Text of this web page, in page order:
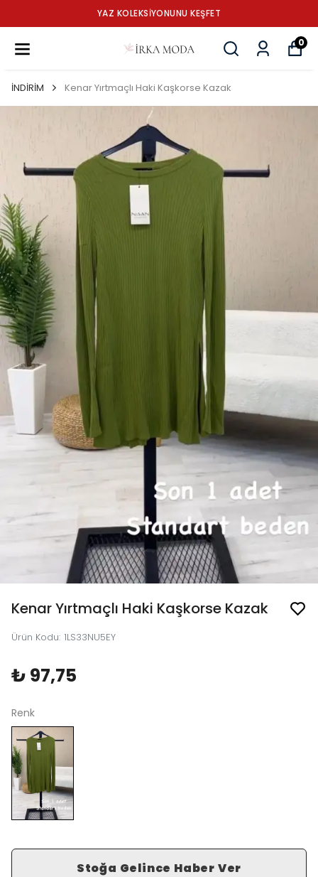
YAZ KOLEKSİYONUNU KEŞFET
0
İNDİRİM Kenar Yırtmaçlı Haki Kaşkorse Kazak
Kenar Yırtmaçlı Haki Kaşkorse Kazak
Ürün Kodu: 1LS33NU5EY
₺ 97,75
Renk
Stoğa Gelince Haber Ver